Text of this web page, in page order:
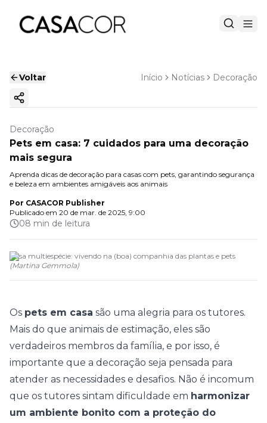
Voltar Início Notícias Decoração
Copiar link
Decoração
Pets em casa: 7 cuidados para uma decoração
mais segura
Aprenda dicas de decoração para casas com pets, garantindo segurança
e beleza em ambientes amigáveis aos animais
Por CASACOR Publisher
Publicado em 20 de mar. de 2025, 9:00
08 min de leitura
Casa multiespécie: vivendo na (boa) companhia das plantas e pets
(Martina Gemmola)
Os pets em casa são uma alegria para os tutores.
Mais do que animais de estimação, eles são
verdadeiros membros da família, e por isso, é
importante que a decoração seja pensada para
atender as necessidades e desafios. Não é incomum
que os tutores sintam dificuldade em harmonizar
um ambiente bonito com a proteção do